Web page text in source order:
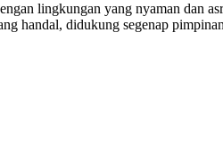
lingkungan yang nyaman dan
handal, didukung segenap